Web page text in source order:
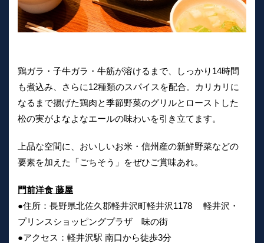
鶏ガラ・子牛ガラ・牛筋が溶けるまで、しっかり14時間
も煮込み、さらに12種類のスパイスを配合。カリカリに
なるまで揚げた鶏肉と季節野菜のグリルとローストした
松の実がよなよなエールの味わいを引き立てます。
上品な空間に、おいしいお米・信州産の新鮮野菜などの
要素を加えた「ごちそう」をぜひご賞味あれ。
門前洋食 藤屋
●住所：長野県北佐久郡軽井沢町軽井沢1178 軽井沢・
プリンスショッピングプラザ 味の街
●アクセス：軽井沢駅 南口から徒歩3分